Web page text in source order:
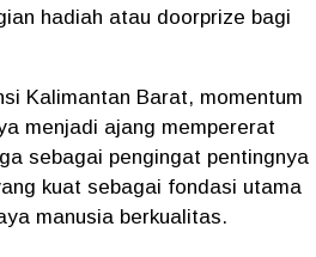
hadiah atau doorprize bagi
Kalimantan Barat, momentum
menjadi ajang mempererat
sebagai pengingat pentingnya
kuat sebagai fondasi utama
manusia berkualitas.